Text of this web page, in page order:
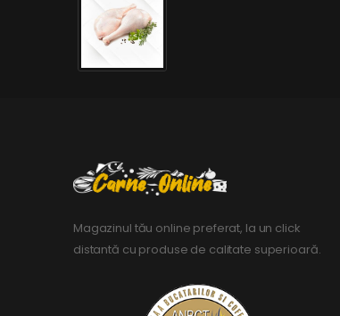
Magazinul tău online preferat, la un click
distantă cu produse de calitate superioară.